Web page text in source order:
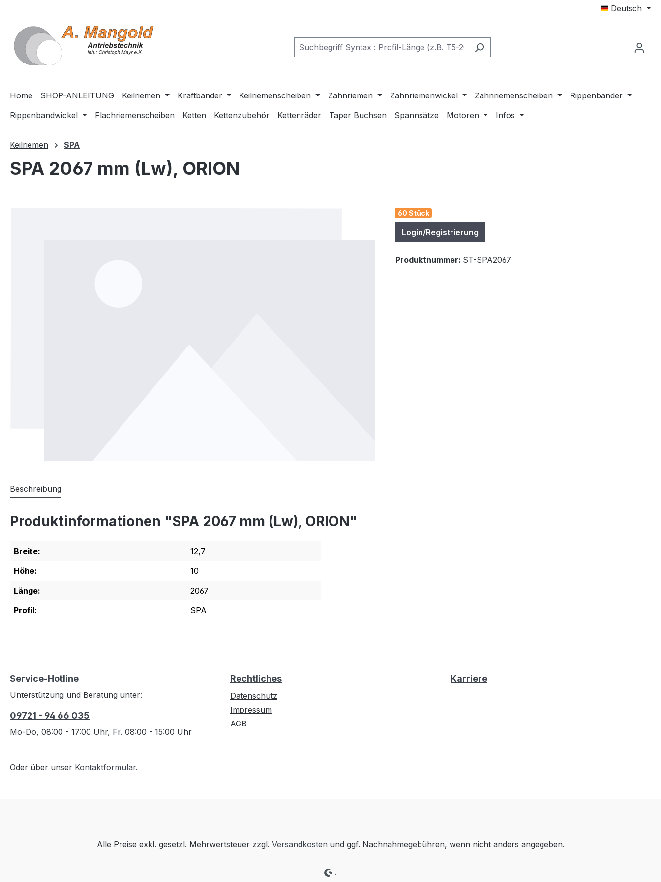
Deutsch
Home SHOP-ANLEITUNG Keilriemen Kraftbänder Keilriemenscheiben Zahnriemen Zahnriemenwickel Zahnriemenscheiben
Rippenbänder
Rippenbandwickel
Flachriemenscheiben Ketten Kettenzubehör Kettenräder Taper Buchsen Spannsätze Motoren Infos
Keilriemen SPA
SPA 2067 mm (Lw), ORION
60 Stück
Login/Registrierung
Produktnummer: ST-SPA2067
Beschreibung
Produktinformationen "SPA 2067 mm (Lw), ORION"
Breite:
12,7
Höhe:
10
Länge:
2067
Profil:
SPA
Service-Hotline
Unterstützung und Beratung unter:
09721 - 94 66 035
Mo-Do, 08:00 - 17:00 Uhr, Fr. 08:00 - 15:00 Uhr
Oder über unser Kontaktformular.
Rechtliches
Datenschutz
Impressum
AGB
Karriere
Alle Preise exkl. gesetzl. Mehrwertsteuer zzgl. Versandkosten und ggf. Nachnahmegebühren, wenn nicht anders angegeben.
.